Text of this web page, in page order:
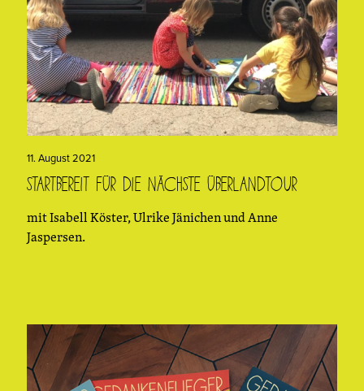
11. August 2021
Startbereit für die nächste überLandtour
mit Isabell Köster, Ulrike Jänichen und Anne
Jaspersen.